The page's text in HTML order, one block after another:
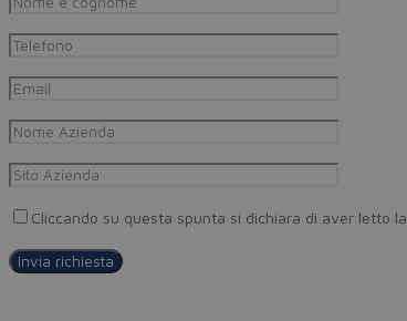
Cliccando su questa spunta si dichiara di aver letto la